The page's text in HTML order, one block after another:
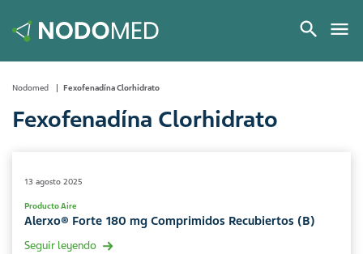
Nodomed Fexofenadína Clorhidrato
Fexofenadína Clorhidrato
13 agosto 2025
Producto Aire
Alerxo® Forte 180 mg Comprimidos Recubiertos (B)
Seguir leyendo